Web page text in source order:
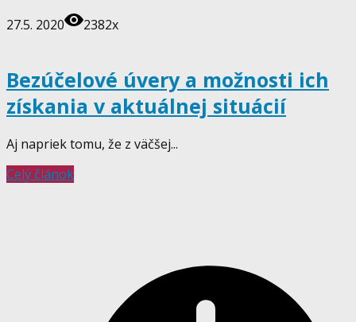
27.5. 2020 2382x
Bezúčelové úvery a možnosti ich
získania v aktuálnej situácií
Aj napriek tomu, že z väčšej...
Celý článok